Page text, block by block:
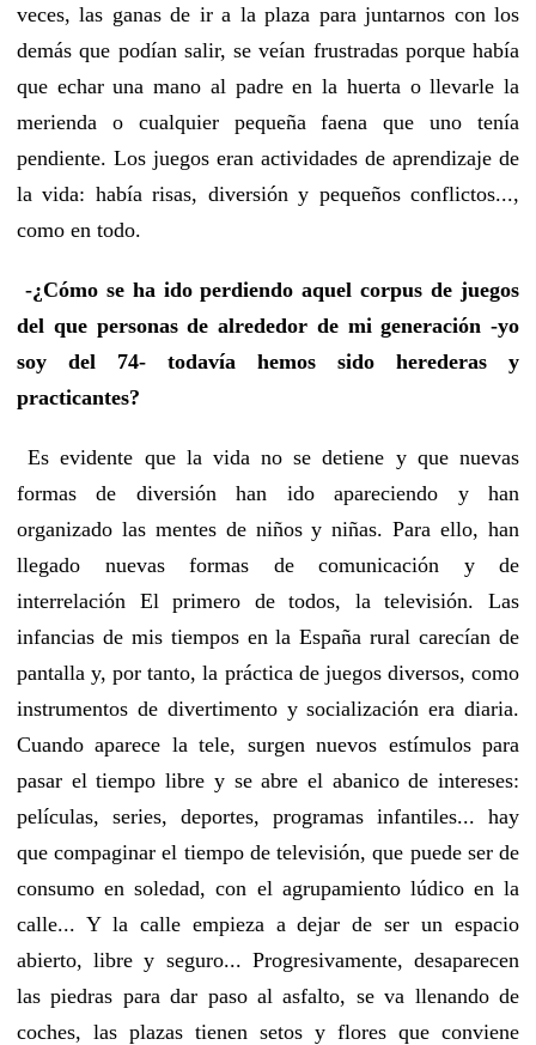
veces, las ganas de ir a la plaza para juntarnos con los
demás que podían salir, se veían frustradas porque había
que echar una mano al padre en la huerta o llevarle la
merienda o cualquier pequeña faena que uno tenía
pendiente. Los juegos eran actividades de aprendizaje de
la vida: había risas, diversión y pequeños conflictos...,
como en todo.
-¿Cómo se ha ido perdiendo aquel corpus de juegos
del que personas de alrededor de mi generación -yo
soy del 74- todavía hemos sido herederas y
practicantes?
Es evidente que la vida no se detiene y que nuevas
formas de diversión han ido apareciendo y han
organizado las mentes de niños y niñas. Para ello, han
llegado nuevas formas de comunicación y de
interrelación El primero de todos, la televisión. Las
infancias de mis tiempos en la España rural carecían de
pantalla y, por tanto, la práctica de juegos diversos, como
instrumentos de divertimento y socialización era diaria.
Cuando aparece la tele, surgen nuevos estímulos para
pasar el tiempo libre y se abre el abanico de intereses:
películas, series, deportes, programas infantiles... hay
que compaginar el tiempo de televisión, que puede ser de
consumo en soledad, con el agrupamiento lúdico en la
calle... Y la calle empieza a dejar de ser un espacio
abierto, libre y seguro... Progresivamente, desaparecen
las piedras para dar paso al asfalto, se va llenando de
coches, las plazas tienen setos y flores que conviene